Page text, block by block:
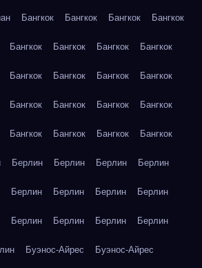
Бангкок Бангкок Бангкок Бангкок
Бангкок Бангкок Бангкок Бангкок
Бангкок Бангкок Бангкок Бангкок
Бангкок Бангкок Бангкок Бангкок
Бангкок Бангкок Бангкок Бангкок
Берлин Берлин Берлин Берлин
Берлин Берлин Берлин Берлин
Берлин Берлин Берлин Берлин
Буэнос-Айрес Буэнос-Айрес